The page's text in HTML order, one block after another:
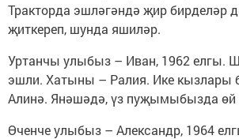
Тракторда эшләгәндә җир бирделәр
җиткереп, шунда яшиләр.
Уртанчы улыбыз – Иван, 1962 елгы.
эшли. Хатыны – Ралия. Ике кызлары
Алинә. Янәшәдә, үз пуҗымыбызда өй
Өченче улыбыз – Александр, 1964